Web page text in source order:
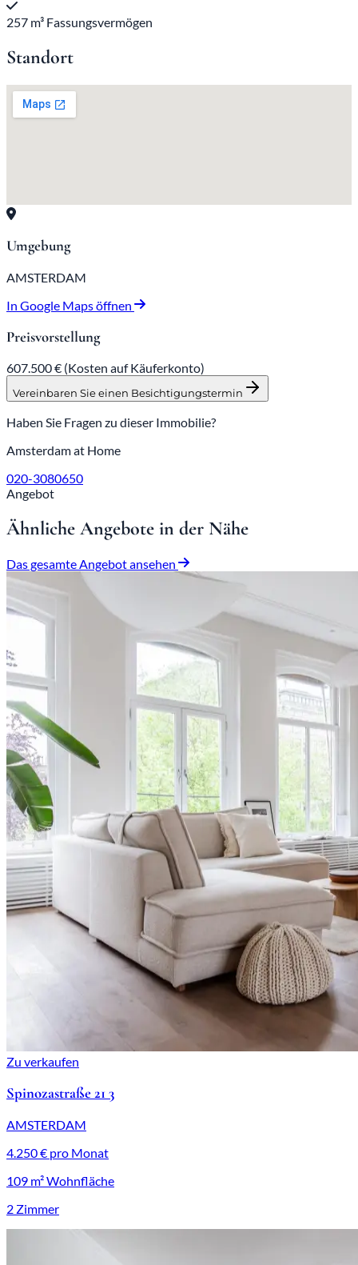
257 m³ Fassungsvermögen
Standort
Umgebung
AMSTERDAM
In Google Maps öffnen
Preisvorstellung
607.500 € (Kosten auf Käuferkonto)
Vereinbaren Sie einen Besichtigungstermin
Haben Sie Fragen zu dieser Immobilie?
Amsterdam at Home
020-3080650
Angebot
Ähnliche Angebote in der Nähe
Das gesamte Angebot ansehen
Zu verkaufen
Spinozastraße 21 3
AMSTERDAM
4.250 € pro Monat
109 m² Wohnfläche
2 Zimmer